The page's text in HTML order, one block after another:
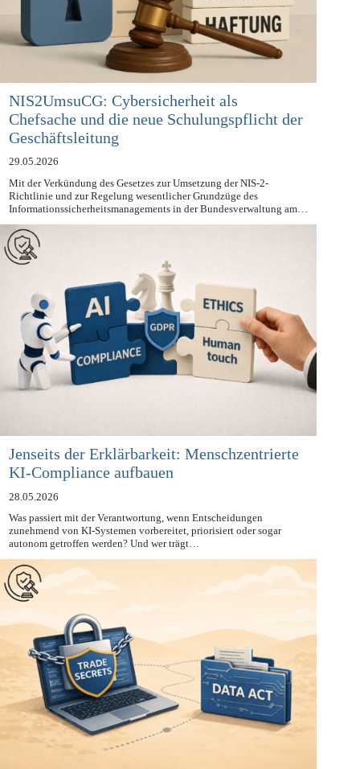
NIS2UmsuCG: Cybersicherheit als
Chefsache und die neue Schulungspflicht der
Geschäftsleitung
29.05.2026
Mit der Verkündung des Gesetzes zur Umsetzung der NIS-2-
Richtlinie und zur Regelung wesentlicher Grundzüge des
Informationssicherheitsmanagements in der Bundesverwaltung am…
Jenseits der Erklärbarkeit: Menschzentrierte
KI-Compliance aufbauen
28.05.2026
Was passiert mit der Verantwortung, wenn Entscheidungen
zunehmend von KI-Systemen vorbereitet, priorisiert oder sogar
autonom getroffen werden? Und wer trägt…